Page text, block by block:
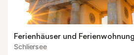
Ferienhäuser und
Schliersee